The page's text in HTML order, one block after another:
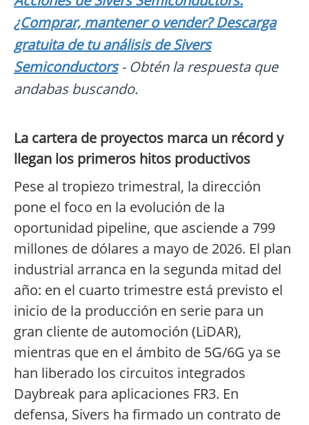
¿Comprar, mantener o vender? Descarga
gratuita de tu análisis de Sivers
Semiconductors- Obtén la respuesta que
andabas buscando.
La cartera de proyectos marca un récord y
llegan los primeros hitos productivos
Pese al tropiezo trimestral, la dirección
pone el foco en la evolución de la
oportunidad pipeline, que asciende a 799
millones de dólares a mayo de 2026. El plan
industrial arranca en la segunda mitad del
año: en el cuarto trimestre está previsto el
inicio de la producción en serie para un
gran cliente de automoción (LiDAR),
mientras que en el ámbito de 5G/6G ya se
han liberado los circuitos integrados
Daybreak para aplicaciones FR3. En
defensa, Sivers ha firmado un contrato de